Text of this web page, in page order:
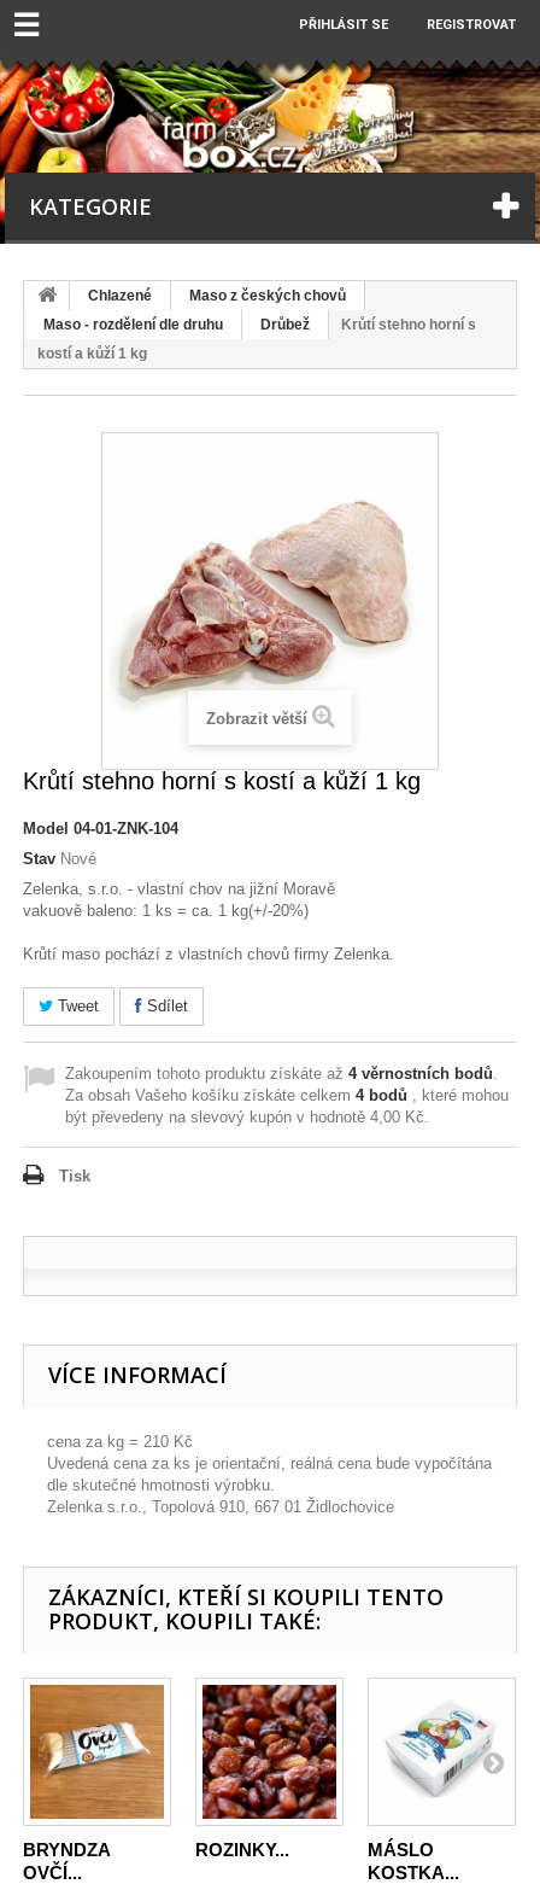
☰ PŘIHLÁSIT SE REGISTROVAT
KATEGORIE
Chlazené
Maso z českých chovů
Maso - rozdělení dle druhu
Drůbež
Krůtí stehno horní s
kostí a kůží 1 kg
Zobrazit větší
Krůtí stehno horní s kostí a kůží 1 kg
Model 04-01-ZNK-104
Stav Nové
Zelenka, s.r.o. - vlastní chov na jižní Moravě
vakuově baleno: 1 ks = ca. 1 kg(+/-20%)
Krůtí maso pochází z vlastních chovů firmy Zelenka.
Tweet Sdílet
Zakoupením tohoto produktu získáte až4věrnostních bodů
Za obsah Vašeho košíku získáte celkem4bodů , které mohou
být převedeny na slevový kupón v hodnotě4,00 Kč
Tisk
VÍCE INFORMACÍ
cena za kg = 210 Kč
Uvedená cena za ks je orientační, reálná cena bude vypočítána
dle skutečné hmotnosti výrobku.
Zelenka s.r.o., Topolová 910, 667 01 Židlochovice
ZÁKAZNÍCI, KTEŘÍ SI KOUPILI TENTO
PRODUKT, KOUPILI TAKÉ:
BRYNDZA
OVČÍ...
ROZINKY...
MÁSLO
KOSTKA...